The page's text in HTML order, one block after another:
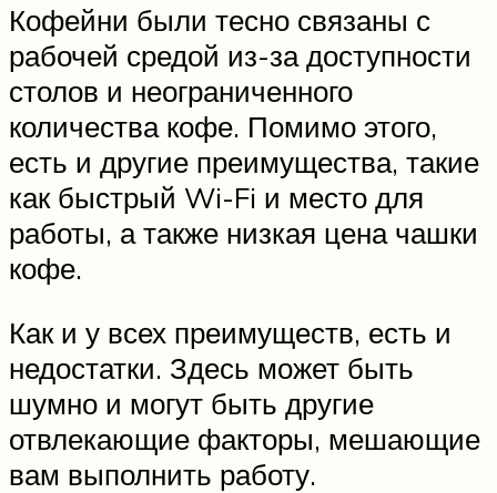
Кофейни были тесно связаны с
рабочей средой из-за доступности
столов и неограниченного
количества кофе. Помимо этого,
есть и другие преимущества, такие
как быстрый Wi-Fi и место для
работы, а также низкая цена чашки
кофе.
Как и у всех преимуществ, есть и
недостатки. Здесь может быть
шумно и могут быть другие
отвлекающие факторы, мешающие
вам выполнить работу.